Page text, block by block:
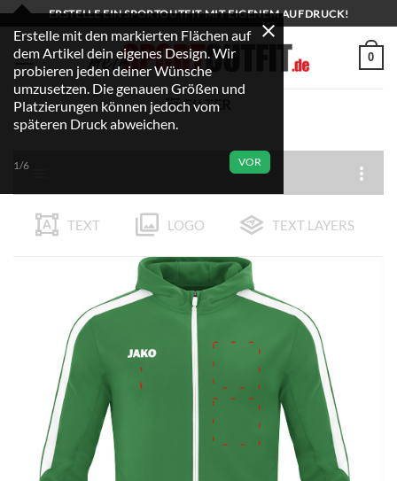
Zum
Inhalt
springen
ERSTELLE EIN SPORTOUTFIT MIT EIGENEM AUFDRUCK!
0
FILTER
TEXT LOGO TEXT LAYERS
Erstelle mit den markierten Flächen auf
dem Artikel dein eigenes Design. Wir
probieren jeden deiner Wünsche
umzusetzen. Die genauen Größen und
Platzierungen können jedoch vom
späteren Druck abweichen.
VOR
1/6